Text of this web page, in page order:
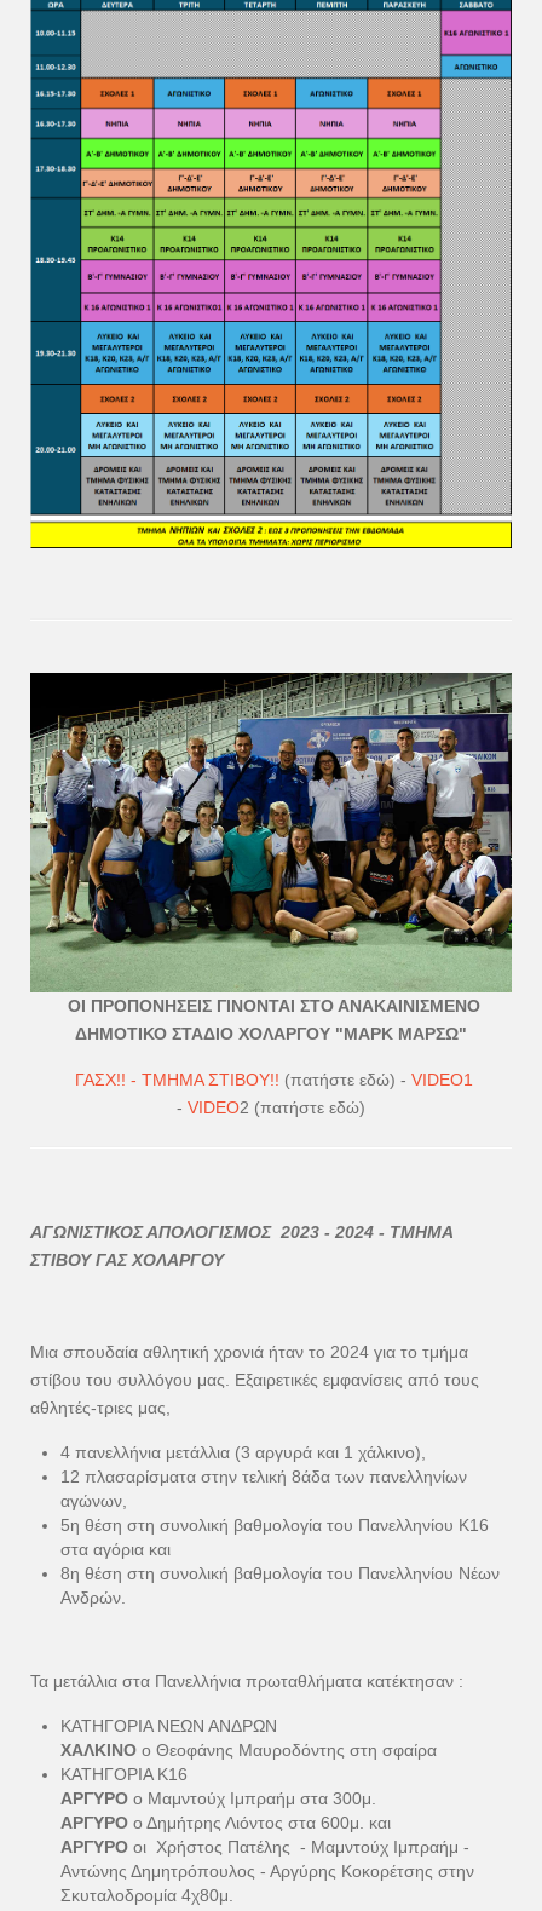
ΟΙ ΠΡΟΠΟΝΗΣΕΙΣ ΓΙΝΟΝΤΑΙ ΣΤΟ ΑΝΑΚΑΙΝΙΣΜΕΝΟ
ΔΗΜΟΤΙΚΟ ΣΤΑΔΙΟ ΧΟΛΑΡΓΟΥ "ΜΑΡΚ ΜΑΡΣΩ"
ΓΑΣΧ!! - ΤΜΗΜΑ ΣΤΙΒΟΥ!! (πατήστε εδώ) - VIDEO1
- VIDEO2 (πατήστε εδώ)
ΑΓΩΝΙΣΤΙΚΟΣ ΑΠΟΛΟΓΙΣΜΟΣ 2023 - 2024 - ΤΜΗΜΑ
ΣΤΙΒΟΥ ΓΑΣ ΧΟΛΑΡΓΟΥ
Μια σπουδαία αθλητική χρονιά ήταν το 2024 για το τμήμα
στίβου του συλλόγου μας. Εξαιρετικές εμφανίσεις από τους
αθλητές-τριες μας,
4 πανελλήνια μετάλλια (3 αργυρά και 1 χάλκινο),
12 πλασαρίσματα στην τελική 8άδα των πανελληνίων
αγώνων,
5η θέση στη συνολική βαθμολογία του Πανελληνίου Κ16
στα αγόρια και
8η θέση στη συνολική βαθμολογία του Πανελληνίου Νέων
Ανδρών.
Τα μετάλλια στα Πανελλήνια πρωταθλήματα κατέκτησαν :
ΚΑΤΗΓΟΡΙΑ ΝΕΩΝ ΑΝΔΡΩΝ
ΧΑΛΚΙΝΟ ο Θεοφάνης Μαυροδόντης στη σφαίρα
ΚΑΤΗΓΟΡΙΑ Κ16
ΑΡΓΥΡΟ ο Μαμντούχ Ιμπραήμ στα 300μ.
ΑΡΓΥΡΟ ο Δημήτρης Λιόντος στα 600μ. και
ΑΡΓΥΡΟ οι Χρήστος Πατέλης - Μαμντούχ Ιμπραήμ -
Αντώνης Δημητρόπουλος - Αργύρης Κοκορέτσης στην
Σκυταλοδρομία 4χ80μ.